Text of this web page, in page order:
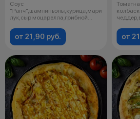
Соус
"Ранч",шампиньоны,курица,маринованный
лук,сыр моцарелла,грибной
от 21,90 руб. от